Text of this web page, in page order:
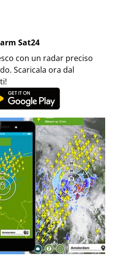
Sat24
con un radar preciso
Scaricala ora dal